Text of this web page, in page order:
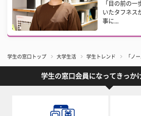
「目の前の
いたタフネス
事に...
学生の窓口トップ 大学生活 学生トレンド 「ノ
学生の窓口会員になってきっか